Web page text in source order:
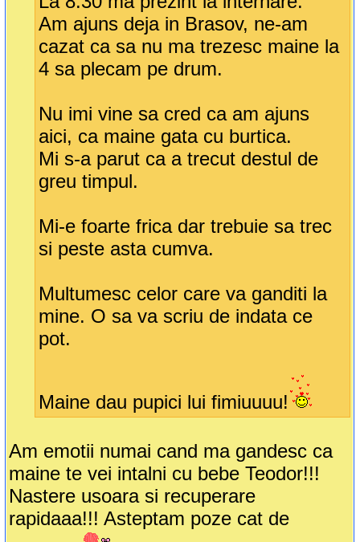
Am ajuns deja in Brasov, ne-am
cazat ca sa nu ma trezesc maine la
4 sa plecam pe drum.
Nu imi vine sa cred ca am ajuns
aici, ca maine gata cu burtica.
Mi s-a parut ca a trecut destul de
greu timpul.
Mi-e foarte frica dar trebuie sa trec
si peste asta cumva.
Multumesc celor care va ganditi la
mine. O sa va scriu de indata ce
pot.
Maine dau pupici lui fimiuuuu!
Am emotii numai cand ma gandesc ca
maine te vei intalni cu bebe Teodor!!!
Nastere usoara si recuperare
rapidaaa!!! Asteptam poze cat de